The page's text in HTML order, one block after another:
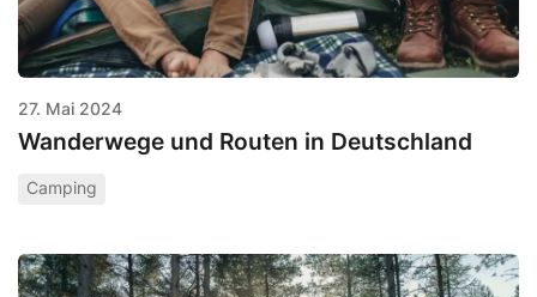
27. Mai 2024
Wanderwege und Routen in Deutschland
Camping